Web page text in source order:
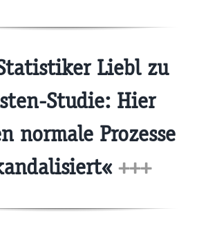
Liebl zu
Studie: Hier
normale Prozesse
+++